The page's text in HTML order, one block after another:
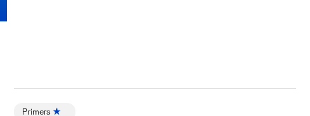
Primers